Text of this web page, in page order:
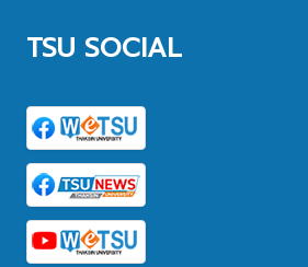
TSU SOCIAL